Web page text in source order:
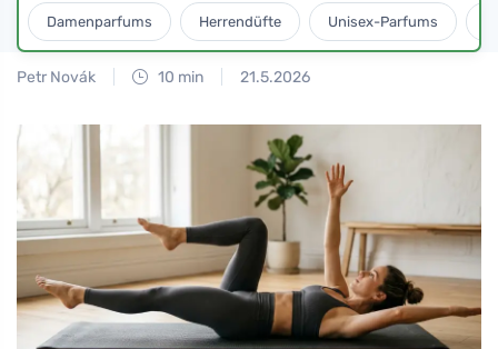
Damenparfums Herrendüfte Unisex-Parfums
Petr Novák 10 min 21.5.2026